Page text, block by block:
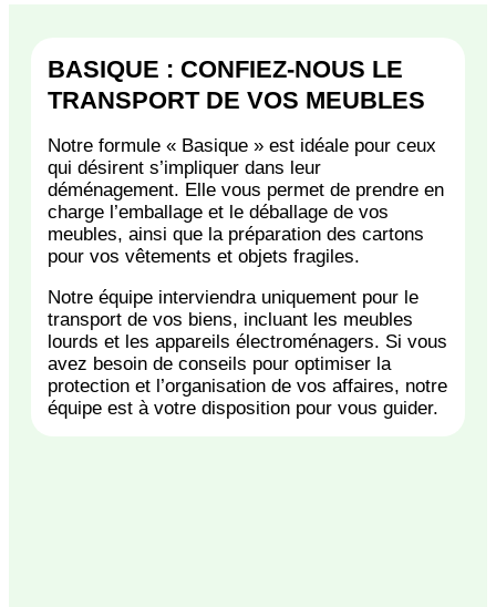
BASIQUE : CONFIEZ-NOUS LE
TRANSPORT DE VOS MEUBLES
Notre formule « Basique » est idéale pour ceux
qui désirent s’impliquer dans leur
déménagement. Elle vous permet de prendre en
charge l’emballage et le déballage de vos
meubles, ainsi que la préparation des cartons
pour vos vêtements et objets fragiles.
Notre équipe interviendra uniquement pour le
transport de vos biens, incluant les meubles
lourds et les appareils électroménagers. Si vous
avez besoin de conseils pour optimiser la
protection et l’organisation de vos affaires, notre
équipe est à votre disposition pour vous guider.